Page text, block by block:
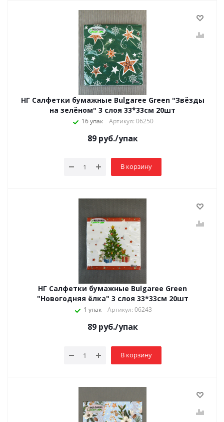
НГ Салфетки бумажные Bulgaree Green "Звёзды
на зелёном" 3 слоя 33*33см 20шт
16 упак Артикул: 06250
89руб./упак
В корзину
НГ Салфетки бумажные Bulgaree Green
"Новогодняя ёлка" 3 слоя 33*33см 20шт
1 упак Артикул: 06243
89руб./упак
В корзину